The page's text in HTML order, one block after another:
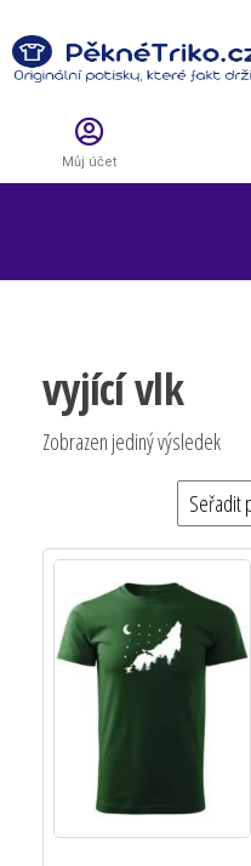
Můj účet
vyjící vlk
Zobrazen jediný výsledek